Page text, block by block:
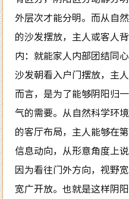
外层次才能分明。而从自
的沙发摆放，主人或客人
内：就能家人内部团结同
沙发朝看入户门摆放，主
而言，是为了能够阴阳归
气的需要。从自然科学环
的客厅布局，主人能够在
信息动向，从形意角度上
因为看往门外方向，视野
宽广开放。也就是这样阴